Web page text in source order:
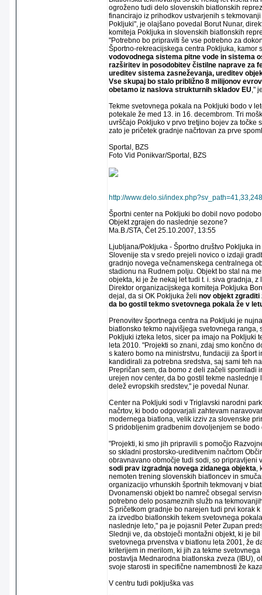
ogroženo tudi delo slovenskih biatlonskih
financirajo iz prihodkov ustvarjenih s
Pokljuki", je olajšano povedal Borut Nunar,
komiteja Pokljuka in slovenskih biatlonskih
"Potrebno bo pripraviti še vse potrebno za
Športno-rekreacijskega centra Pokljuka, kamor
vodovodnega sistema pitne vode in sistema
razširitev in posodobitev čistilne naprave za
ureditev sistema zasneževanja, ureditev
Vse skupaj bo stalo približno 8 milijonov
obetamo iz naslova strukturnih skladov EU,"
Tekme svetovnega pokala na Pokljuki bodo v
potekale že med 13. in 16. decembrom. Tri
uvrščajo Pokljuko v prvo tretjino bojev za točke
zato je pričetek gradnje načrtovan za prve
Sportal, BZS
Foto Vid Ponikvar/Sportal, BZS
http://www.delo.si/
Športni center na Pokljuki bo dobil novo podobo
Objekt zgrajen do naslednje sezone?
Ma.B./STA, Čet 25.10.2007, 13:55
Ljubljana/Pokljuka - Športno društvo Pokljuka
Slovenije sta v sredo prejeli novico o izdaji
gradnjo novega večnamenskega centralnega
stadionu na Rudnem polju. Objekt bo stal na
objekta, ki je že nekaj let tudi t. i. siva gradnja,
Direktor organizacijskega komiteja Pokljuka
dejal, da si OK Pokljuka želi nov objekt zgraditi
da bo gostil tekmo svetovnega pokala že v
Prenovitev športnega centra na Pokljuki je
biatlonsko tekmo najvišjega svetovnega ranga,
Pokljuki izteka letos, sicer pa imajo na Pokljuki
leta 2010. "Projekti so znani, zdaj smo končno
s katero bomo na ministrstvu, fundaciji za šport
kandidirali za potrebna sredstva, saj sami teh
Prepričan sem, da bomo z deli začeli spomladi
urejen nov center, da bo gostil tekme naslednje
delež evropskih sredstev," je povedal Nunar.
Center na Pokljuki sodi v Triglavski narodni
načrtov, ki bodo odgovarjali zahtevam
modernega biatlona, velik izziv za slovenske
S pridobljenim gradbenim dovoljenjem se
"Projekti, ki smo jih pripravili s pomočjo
so skladni prostorsko-ureditvenim načrtom
obravnavano območje tudi sodi, so pripravljeni
sodi prav izgradnja novega zidanega objekta,
nemoten trening slovenskih biatloncev in
organizacijo vrhunskih športnih tekmovanj v
Dvonamenski objekt bo namreč obsegal
potrebno delo posameznih služb na
S pričetkom gradnje bo narejen tudi prvi korak
za izvedbo biatlonskih tekem svetovnega
naslednje leto," pa je pojasnil Peter Zupan
Slednji ve, da obstoječi montažni objekt, ki je
svetovnega prvenstva v biatlonu leta 2001, že
kriterijem in merilom, ki jih za tekme
postavlja Mednarodna biatlonska zveza (IBU),
svoje starosti in specifične namembnosti že
V centru tudi pokljuška vas